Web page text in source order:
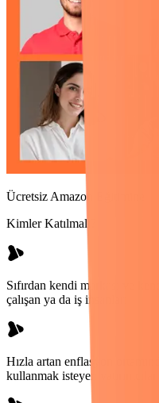
Ücretsiz Amazon Eğitimine
Kimler Katılmalı?
Sıfırdan kendi markası ve
çalışan ya da iş insanları
Hızla artan enflasyon
kullanmak isteyen yatırımcılar